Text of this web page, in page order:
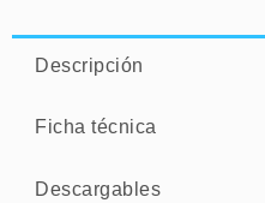
Descripción
Ficha técnica
Descargables